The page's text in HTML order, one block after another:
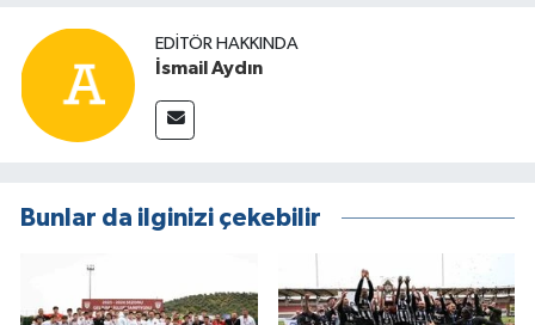
EDITÖR HAKKINDA
İsmail Aydın
Bunlar da ilginizi çekebilir